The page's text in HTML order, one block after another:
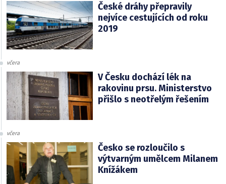
České dráhy přepravily
nejvíce cestujících od roku
2019
včera
V Česku dochází lék na
rakovinu prsu. Ministerstvo
přišlo s neotřelým řešením
včera
Česko se rozloučilo s
výtvarným umělcem Milanem
Knížákem